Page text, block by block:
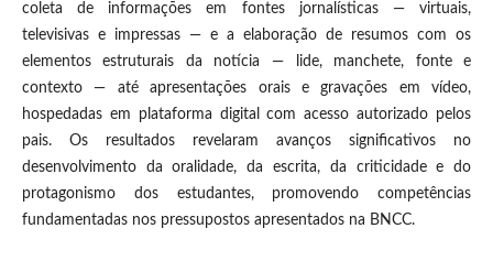
coleta de informações em fontes jornalísticas — virtuais,
televisivas e impressas — e a elaboração de resumos com os
elementos estruturais da notícia — lide, manchete, fonte e
contexto — até apresentações orais e gravações em vídeo,
hospedadas em plataforma digital com acesso autorizado pelos
pais. Os resultados revelaram avanços significativos no
desenvolvimento da oralidade, da escrita, da criticidade e do
protagonismo dos estudantes, promovendo competências
fundamentadas nos pressupostos apresentados na BNCC.